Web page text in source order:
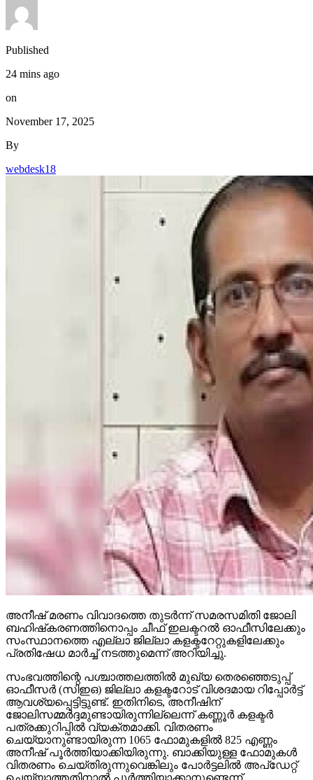
Published
24 mins ago
on
November 17, 2025
By
webdesk18
അനീഷ് മരണം വിവാദത്തെ തുടര്‍ന്ന് സമരസമിതി ജോലി
ബഹിഷ്‌കരണത്തിനൊപ്പം ചീഫ് ഇലക്ടറല്‍ ഓഫീസിലേക്കും
സംസ്ഥാനത്തെ എല്ലാ ജില്ലാ കളക്ടറേറ്റുകളിലേക്കും
പ്രതിഷേധ മാര്‍ച്ച് നടത്തുമെന്ന് അറിയിച്ചു.
സംഭവത്തിന്റെ പശ്ചാത്തലത്തില്‍ മുഖ്യ തെരഞ്ഞെടുപ്പ്
ഓഫീസര്‍ (സിഇഒ) ജില്ലാ കളക്ടറോട് വിശദമായ റിപ്പോര്‍ട്ട്
ആവശ്യപ്പെട്ടിട്ടുണ്ട്. ഇതിനിടെ, അനീഷിന്
ജോലിസമ്മര്‍ദ്ദമുണ്ടായിരുന്നില്ലെന്ന് കണ്ണൂര്‍ കളക്ടര്‍
പത്രക്കുറിപ്പില്‍ വ്യക്തമാക്കി. വിതരണം
ചെയ്യാനുണ്ടായിരുന്ന 1065 ഫോമുകളില്‍ 825 എണ്ണം
അനീഷ് പൂര്‍ത്തിയാക്കിയിരുന്നു. ബാക്കിയുള്ള ഫോമുകള്‍
വിതരണം ചെയ്തിരുന്നുവെങ്കിലും പോര്‍ട്ടലില്‍ അപ്‌ഡേറ്റ്
ചെയ്യാത്തതിനാല്‍ പൂര്‍ത്തിയാക്കാനുണ്ടെന്ന്